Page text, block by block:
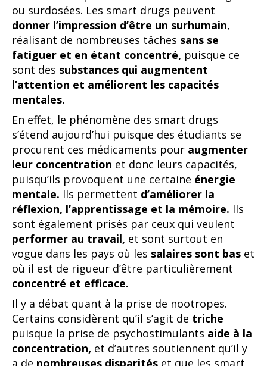
ou surdosées. Les smart drugs peuvent
donner l’impression d’être un surhumain,
réalisant de nombreuses tâches sans se
fatiguer et en étant concentré, puisque ce
sont des substances qui augmentent
l’attention et améliorent les capacités
mentales.
En effet, le phénomène des smart drugs
s’étend aujourd’hui puisque des étudiants se
procurent ces médicaments pour augmenter
leur concentration et donc leurs capacités,
puisqu’ils provoquent une certaine énergie
mentale. Ils permettent d’améliorer la
réflexion, l’apprentissage et la mémoire. Ils
sont également prisés par ceux qui veulent
performer au travail, et sont surtout en
vogue dans les pays où les salaires sont bas et
où il est de rigueur d’être particulièrement
concentré et efficace.
Il y a débat quant à la prise de nootropes.
Certains considèrent qu’il s’agit de triche
puisque la prise de psychostimulants aide à la
concentration, et d’autres soutiennent qu’il y
a de nombreuses disparités et que les smart